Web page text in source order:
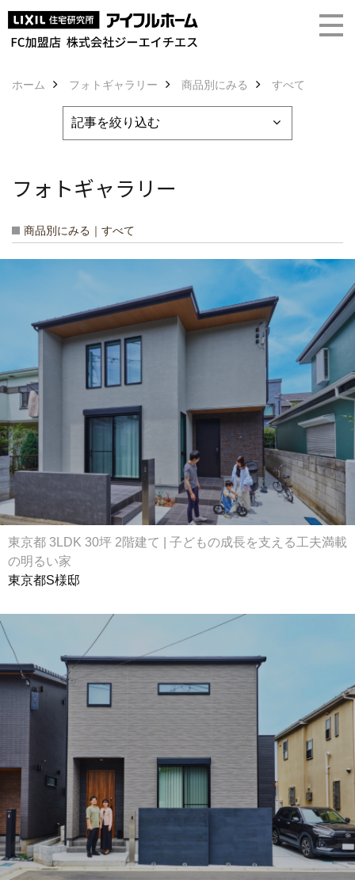
ホーム フォトギャラリー 商品別にみる すべて
フォトギャラリー
商品別にみる｜すべて
東京都 3LDK 30坪 2階建て | 子どもの成長を支える工夫満載
の明るい家
東京都S様邸